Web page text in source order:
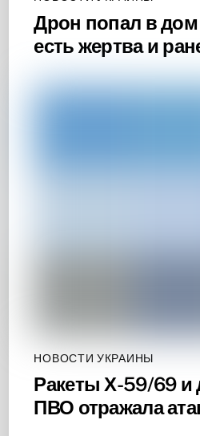
Дрон попал в дом
есть жертва и
НОВОСТИ УКРАИНЫ
Ракеты Х-59/69 и
ПВО отражала